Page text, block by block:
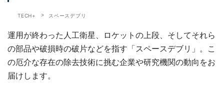
TECH+ スペースデブリ
運用が終わった人工衛星、ロケットの上段、そしてそれら
の部品や破損時の破片などを指す「スペースデブリ」。こ
の厄介な存在の除去技術に挑む企業や研究機関の動向をお
届けします。